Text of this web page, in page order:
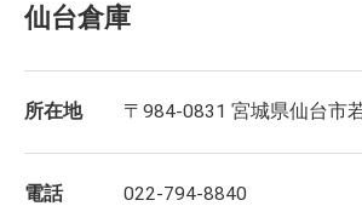
仙台倉庫
所在地 〒984-0831 宮城県仙台市
電話 022-794-8840